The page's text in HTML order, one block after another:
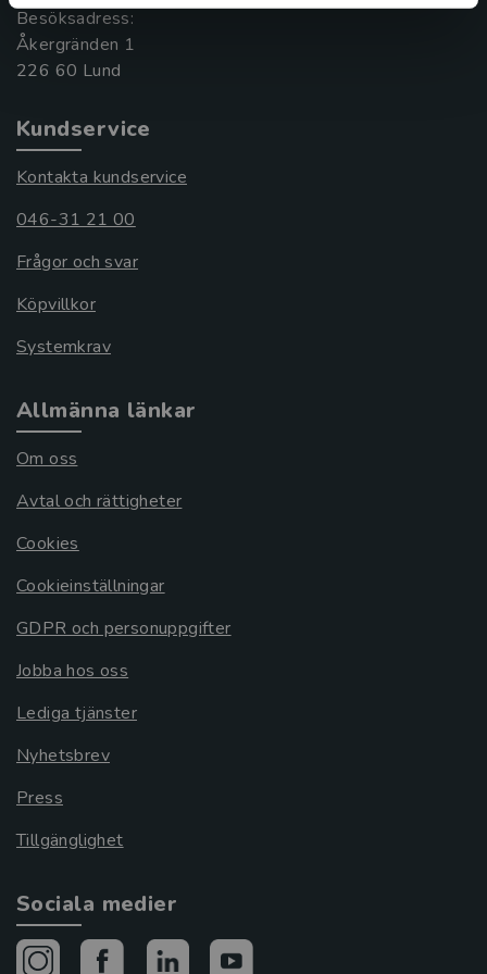
Besöksadress:
Åkergränden 1
Kundservice
Kontakta kundservice
046-31 21 00
Frågor och svar
Köpvillkor
Systemkrav
Allmänna länkar
Om oss
Avtal och rättigheter
Cookies
Cookieinställningar
GDPR och personuppgifter
Jobba hos oss
Lediga tjänster
Nyhetsbrev
Press
Tillgänglighet
Sociala medier